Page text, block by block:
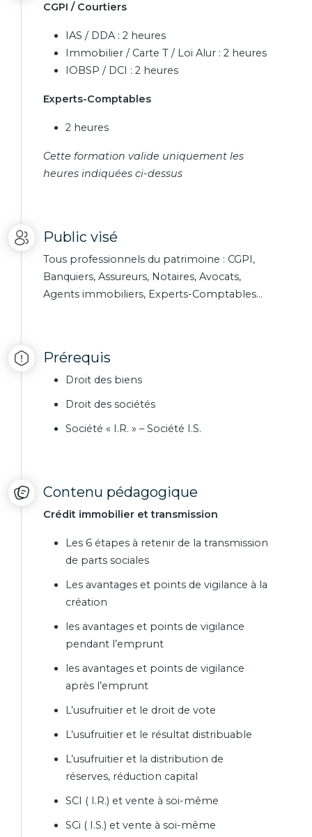
CGPI / Courtiers
IAS / DDA : 2 heures
Immobilier / Carte T / Loi Alur : 2 heures
IOBSP / DCI : 2 heures
Experts-Comptables
2 heures
Cette formation valide uniquement les
heures indiquées ci-dessus
Public visé
Tous professionnels du patrimoine : CGPI,
Banquiers, Assureurs, Notaires, Avocats,
Agents immobiliers, Experts-Comptables…
Prérequis
Droit des biens
Droit des sociétés
Société « I.R. » – Société I.S.
Contenu pédagogique
Crédit immobilier et transmission
Les 6 étapes à retenir de la transmission
de parts sociales
Les avantages et points de vigilance à la
création
les avantages et points de vigilance
pendant l’emprunt
les avantages et points de vigilance
après l’emprunt
L’usufruitier et le droit de vote
L’usufruitier et le résultat distribuable
L’usufruitier et la distribution de
réserves, réduction capital
SCI ( I.R.) et vente à soi-même
SCi ( I.S.) et vente à soi-même